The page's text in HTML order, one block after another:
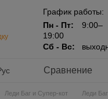
График работы:
Пн - Пт:
9:00–
19:00
Сб - Вс:
Сравнение
Леди Баг и Супер-кот
Леди